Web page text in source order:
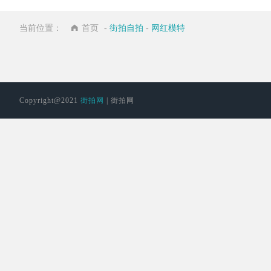
联合
当前位置： 首页 - 街拍自拍 - 网红模特
Copyright@2021 街拍网 | 街拍网